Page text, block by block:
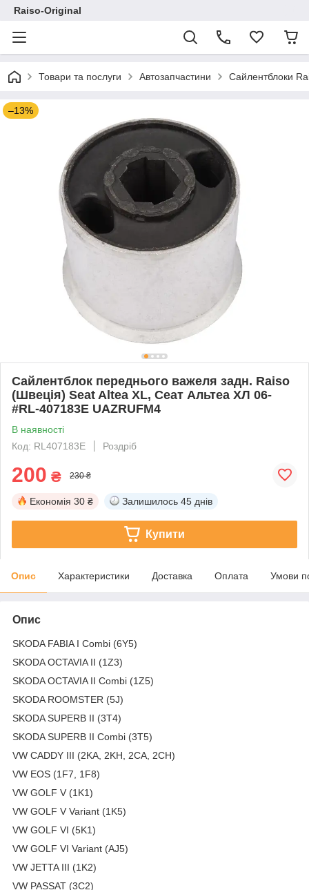
Raiso-Original
Товари та послуги Автозапчастини Сайлентблоки
–13%
Сайлентблок переднього важеля задн. Raiso
(Швеція) Seat Altea XL, Сеат Альтеа ХЛ 06-
#RL-407183E UAZRUFM4
В наявності
Код: RL407183E
Роздріб
200 ₴ 230 ₴
Економія 30 ₴ Залишилось 45 днів
Купити
Опис Характеристики Доставка Оплата Умови
Опис
SKODA FABIA I Combi (6Y5)
SKODA OCTAVIA II (1Z3)
SKODA OCTAVIA II Combi (1Z5)
SKODA ROOMSTER (5J)
SKODA SUPERB II (3T4)
SKODA SUPERB II Combi (3T5)
VW CADDY III (2KA, 2KH, 2CA, 2CH)
VW EOS (1F7, 1F8)
VW GOLF V (1K1)
VW GOLF V Variant (1K5)
VW GOLF VI (5K1)
VW GOLF VI Variant (AJ5)
VW JETTA III (1K2)
VW PASSAT (3C2)